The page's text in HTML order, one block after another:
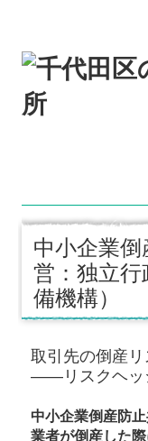
ホーム
業務案内
相続税額の早見表
リンク集
お問合せ
補助金・助成金・
関与先向け融資商
中小企業
営：独立
備機構）
取引先の倒産リ
――リスクヘッ
中小企業倒産防
業者が倒産した